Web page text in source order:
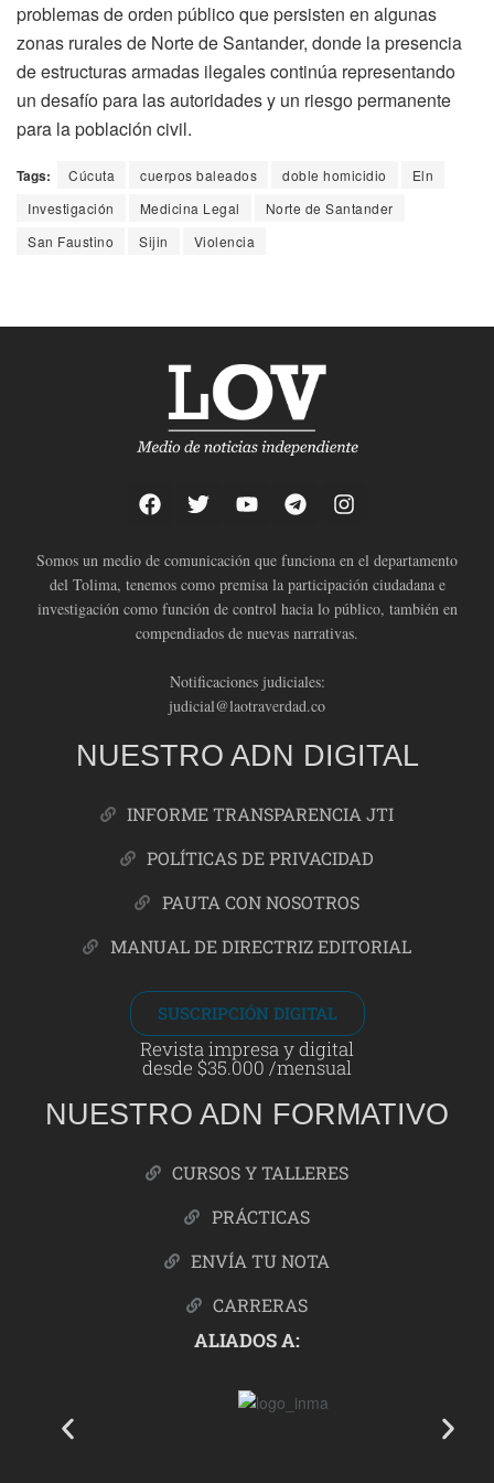
problemas de orden público que persisten en algunas
zonas rurales de Norte de Santander, donde la presencia
de estructuras armadas ilegales continúa representando
un desafío para las autoridades y un riesgo permanente
para la población civil.
Tags: Cúcuta cuerpos baleados doble homicidio
Eln
Investigación
Medicina Legal
Norte de Santander
San Faustino
Sijin Violencia
Somos un medio de comunicación que funciona en el departamento
del Tolima, tenemos como premisa la participación ciudadana e
investigación como función de control hacia lo público, también en
compendiados de nuevas narrativas.
Notificaciones judiciales:
judicial@laotraverdad.co
NUESTRO ADN DIGITAL
INFORME TRANSPARENCIA JTI
POLÍTICAS DE PRIVACIDAD
PAUTA CON NOSOTROS
MANUAL DE DIRECTRIZ EDITORIAL
SUSCRIPCIÓN DIGITAL
Revista impresa y digital
desde $35.000 /mensual
NUESTRO ADN FORMATIVO
CURSOS Y TALLERES
PRÁCTICAS
ENVÍA TU NOTA
CARRERAS
ALIADOS A: